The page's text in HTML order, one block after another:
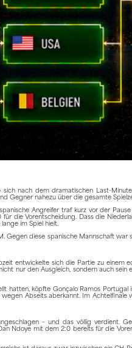
nach dem dramatischen Last-
Gegner nahezu über die gesamte
Angreifer traf kurz vor der
die Vorentscheidung. Dass die
im Spiel hielt.
Gegen diese spanische Mannschaft
entwickelte sich die Partie zu
nur den Ausgleich, sondern auch
hatten, köpfte Gonçalo Ramos
Abseits aberkannt. Im
– und das völlig verdient.
Ndoye mit dem 2:0 bereits für die